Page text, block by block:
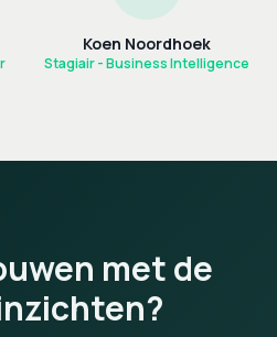
Koen Noordhoek
Stagiair - Business Intelligence
met de